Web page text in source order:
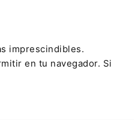
imprescindibles.
en tu navegador. Si